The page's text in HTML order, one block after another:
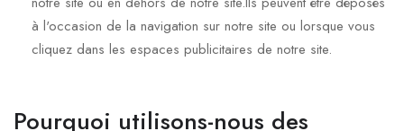
à l'occasion de la navigation sur notre site ou lorsque vous
cliquez dans les espaces publicitaires de notre site.
Pourquoi utilisons-nous des